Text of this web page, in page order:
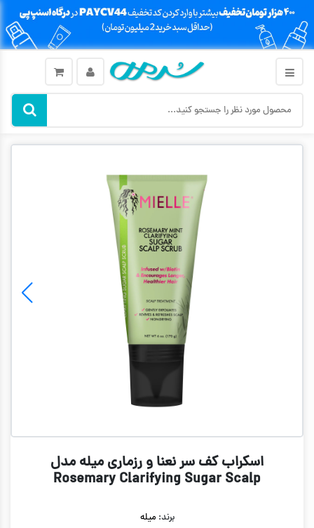
اسکراب کف سر نعنا و رزماری میله مدل
Rosemary Clarifying Sugar Scalp
برند: میله